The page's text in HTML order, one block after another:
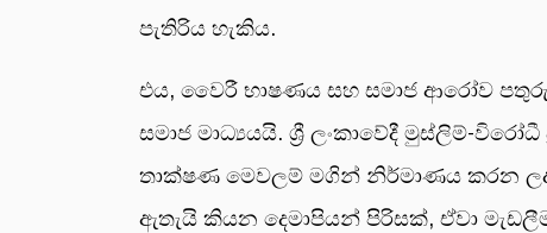
පැතිරිය හැකිය.
එය, වෛරී භාෂණය සහ සමාජ ආරෝව
සමාජ මාධ්‍යයයි. ශ්‍රී ලංකාවේදී මුස්ලිම්-
තාක්ෂණ මෙවලම් මගින් නිර්මාණය කරන
ඇතැයි කියන දෙමාපියන් පිරිසක්, ඒවා